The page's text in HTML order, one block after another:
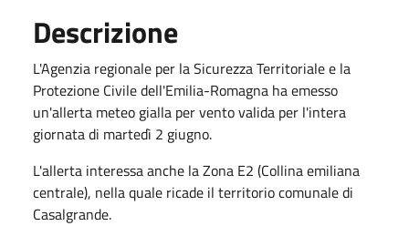
Descrizione
L'Agenzia regionale per la Sicurezza Territoriale e la
Protezione Civile dell'Emilia-Romagna ha emesso
un'allerta meteo gialla per vento valida per l'intera
giornata di martedì 2 giugno.
L'allerta interessa anche la Zona E2 (Collina emiliana
centrale), nella quale ricade il territorio comunale di
Casalgrande.